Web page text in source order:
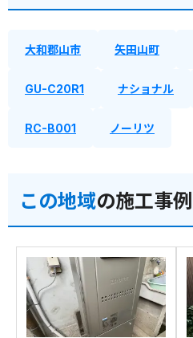
大和郡山市 矢田山町
GU-C20R1 ナショナル
RC-B001 ノーリツ
この地域の施工事例